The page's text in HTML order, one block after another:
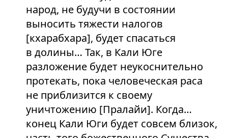
народ, не будучи в состоянии
выносить тяжести налогов
[кхарабхара], будет спасаться
в долины… Так, в Кали Юге
разложение будет неукоснительно
протекать, пока человеческая раса
не приблизится к своему
уничтожению [Пралайи]. Когда…
конец Кали Юги будет совсем близок,